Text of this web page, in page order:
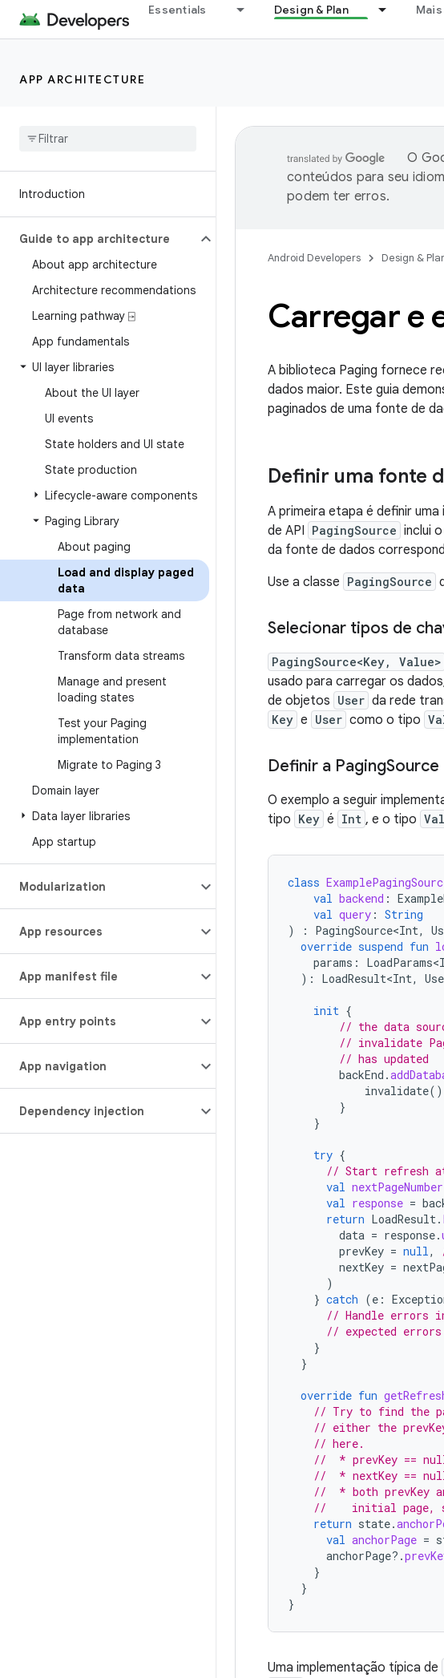
Essentials Design & Plan Mais
APP ARCHITECTURE
Introduction
Guide to app architecture
About app architecture
Architecture recommendations
Learning pathway ⍈
App fundamentals
UI layer libraries
About the UI layer
UI events
State holders and UI state
State production
Lifecycle-aware components
Paging Library
About paging
Load and display paged
data
Page from network and
database
Transform data streams
Manage and present
loading states
Test your Paging
implementation
Migrate to Paging 3
Domain layer
Data layer libraries
App startup
Modularization
App resources
App manifest file
App entry points
App navigation
Dependency injection
O
conteúdos para seu
podem ter erros.
Android Developers Design &
Carregar e
A biblioteca Paging fornece
dados maior. Este guia
paginados de uma fonte de
Definir uma fonte
A primeira etapa é definir
de API PagingSource inclui
da fonte de dados
Use a classe PagingSource
Selecionar tipos de
PagingSource<Key, Value>
usado para carregar os
de objetos User da rede
Key e User como o tipo
Definir a PagingSource
O exemplo a seguir
tipo Key é Int , e o tipo
class
val backend :
val query : String
)
: PagingSource<Int,
override suspend fun
params :
):
LoadResult<Int,
init {
// the data
// invalidate
// has updated
backEnd .
invalidate()
}
}
try {
// Start refresh
val nextPageNumber
val response =
return LoadResult.
data = response.
prevKey = null,
nextKey =
)
} catch (e :
// Handle errors
// expected
}
}
override fun
// Try to find the
// either the
// here.
//  * prevKey ==
//  * nextKey ==
//  * both prevKey
//    initial page,
return state.
val anchorPage =
anchorPage?.
}
}
}
Uma implementação típica de